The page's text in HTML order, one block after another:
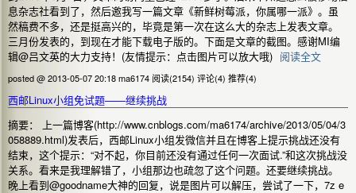
息杂志社看到了，然后邀我写一篇文章《新鲜树莓派，你属哪一派》。虽
然稿费不多，还是挺高兴的，毕竟是第一次在这么大的杂志上发表文章。
三月份发表的，到现在才能下载电子版的。下面是文章的截图。感谢MI编
辑@吕文英的大力支持！(友情提示：点击图片可以放大哦) 阅读全文
posted @ 2013-05-07 20:18 ma6174 阅读(2154) 评论(4) 推荐(4)
西邮Linux小组免试题——继续挑战
摘要： 上一篇博客(http://www.cnblogs.com/ma6174/archive/2013/05/04/3
058889.html)发表后，西邮Linux小组发微信并且在博客上提示挑战还没有
结束，这个提示：“对不起，你目前还没有通过任何一次面试.”和这次挑战没
关系。看来是我理解错了，小组那边也疏忽了这个问题。还要继续挑战。
晚上看到@goodname大神的回复，说是图片可以解压，尝试了一下，7z e